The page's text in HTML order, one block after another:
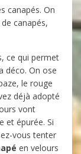
canapés. On
canapés,
ce qui permet
déco. On ose
le rouge
déjà adopté
vont
et épurée. Si
vous tenter
en velours